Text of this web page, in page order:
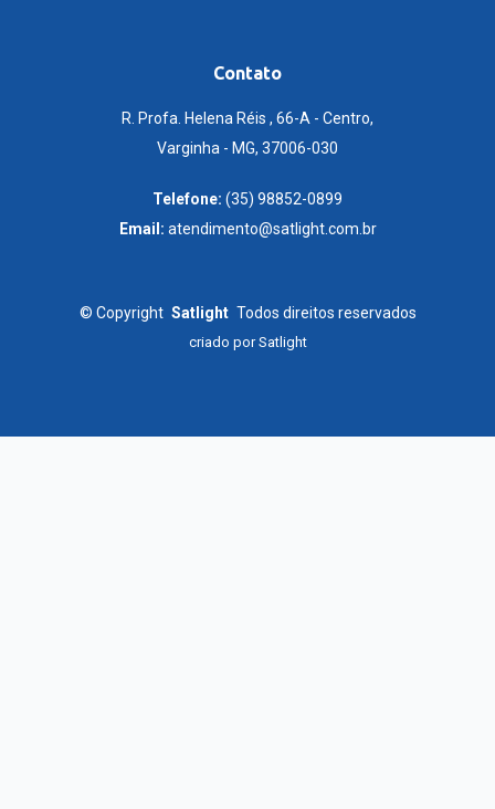
Contato
R. Profa. Helena Réis , 66-A - Centro,
Varginha - MG, 37006-030
Telefone: (35) 98852-0899
Email: atendimento@satlight.com.br
© Copyright Satlight Todos direitos reservados
criado porSatlight